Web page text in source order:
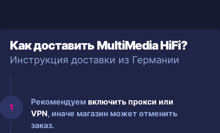
Как доставить MultiMedia HiFi?
Инструкция доставки из Германии
Рекомендуем включить прокси или
VPN, иначе магазин может отменить
заказ.